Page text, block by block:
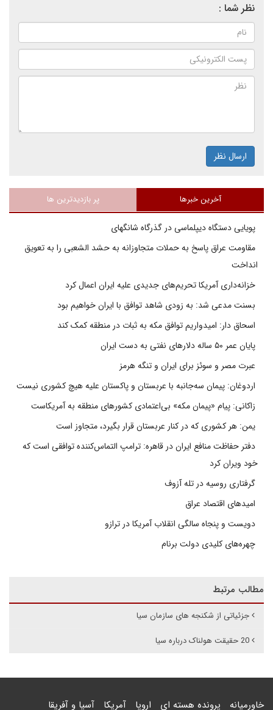
نظر شما :
ارسال نظر
آخرین خبرها پر بازدیدترین ها
پویایی دستگاه دیپلماسی در گذرگاه شانگهای
مقاومت عراق پاسخ به حملات متجاوزانه به حشد الشعبی را به تعویق
انداخت
خزانه‌داری آمریکا تحریم‌های جدیدی علیه ایران اعمال کرد
بسنت مدعی شد: به زودی شاهد توافق با ایران خواهیم بود
اسحاق دار: امیدواریم توافق مکه به ثبات در منطقه کمک کند
پایان عمر ۵۰ ساله دلارهای نفتی به دست ایران
عبرت مصر و سوئز برای ایران و تنگه هرمز
اردوغان: پیمان سه‌جانبه با عربستان و پاکستان علیه هیچ کشوری نیست
زاکانی: پیام «پیمان مکه» بی‌اعتمادی کشورهای منطقه به آمریکاست
یمن: هر کشوری که در کنار عربستان قرار بگیرد، متجاوز است
دفتر حفاظت منافع ایران در قاهره: ترامپ التماس‌کننده توافقی است که
خود ویران کرد
گرفتاری روسیه در تله آزوف
امیدهای اقتصاد عراق
دویست و پنجاه سالگی انقلاب آمریکا در ترازو
چهره‌های کلیدی دولت برنام
مطالب مرتبط
جزئیاتی از شکنجه های سازمان سیا
20 حقیقت هولناک درباره سیا
خاورمیانه پرونده هسته ای اروپا آمریکا آسیا و آفریقا